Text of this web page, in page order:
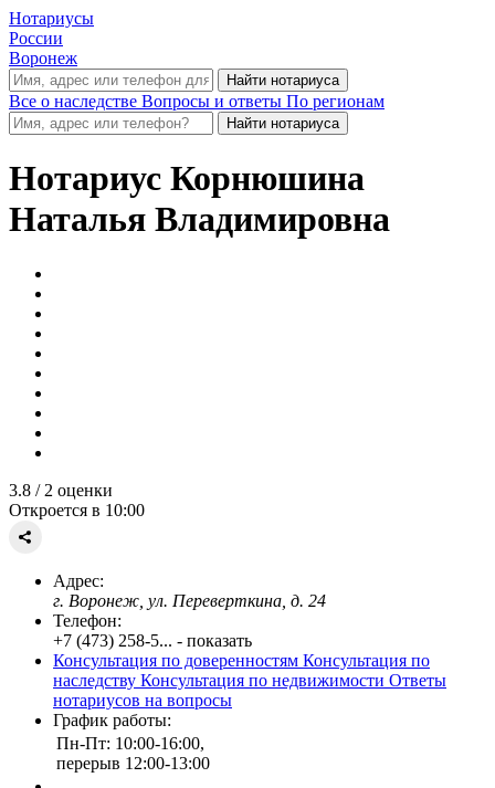
Нотариусы
России
Воронеж
Все о наследстве Вопросы и ответы По регионам
Нотариус Корнюшина
Наталья Владимировна
3.8 / 2 оценки
Откроется в 10:00
Адрес:
г. Воронеж, ул. Переверткина, д. 24
Телефон:
+7 (473) 258-5... - показать
Консультация по доверенностям Консультация по
наследству Консультация по недвижимости Ответы
нотариусов на вопросы
График работы:
Пн-Пт: 10:00-16:00,
перерыв 12:00-13:00